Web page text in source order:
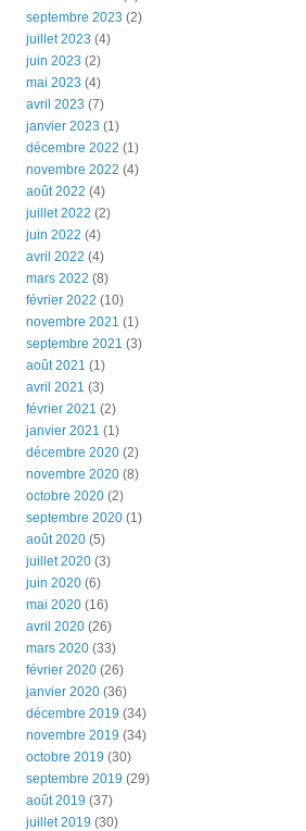
septembre 2023 (2)
juillet 2023 (4)
juin 2023 (2)
mai 2023 (4)
avril 2023 (7)
janvier 2023 (1)
décembre 2022 (1)
novembre 2022 (4)
août 2022 (4)
juillet 2022 (2)
juin 2022 (4)
avril 2022 (4)
mars 2022 (8)
février 2022 (10)
novembre 2021 (1)
septembre 2021 (3)
août 2021 (1)
avril 2021 (3)
février 2021 (2)
janvier 2021 (1)
décembre 2020 (2)
novembre 2020 (8)
octobre 2020 (2)
septembre 2020 (1)
août 2020 (5)
juillet 2020 (3)
juin 2020 (6)
mai 2020 (16)
avril 2020 (26)
mars 2020 (33)
février 2020 (26)
janvier 2020 (36)
décembre 2019 (34)
novembre 2019 (34)
octobre 2019 (30)
septembre 2019 (29)
août 2019 (37)
juillet 2019 (30)